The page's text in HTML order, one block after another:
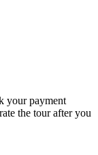
your payment
the tour after you